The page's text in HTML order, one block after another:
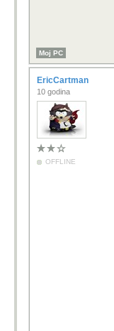
Moj PC
EricCartman
10 godina
OFFLINE